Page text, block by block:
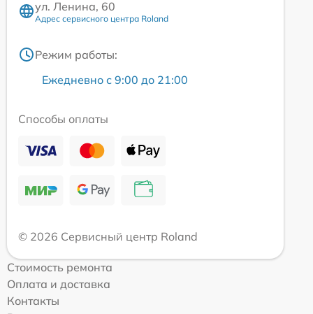
ул. Ленина, 60
Адрес сервисного центра Roland
Режим работы:
Ежедневно с 9:00 до 21:00
Способы оплаты
© 2026 Сервисный центр Roland
Стоимость ремонта
Оплата и доставка
Контакты